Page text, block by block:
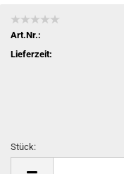
Art.Nr.:
Lieferzeit:
Stück: